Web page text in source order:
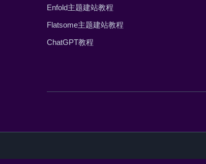
Enfold主题建站教程
Flatsome主题建站教程
ChatGPT教程